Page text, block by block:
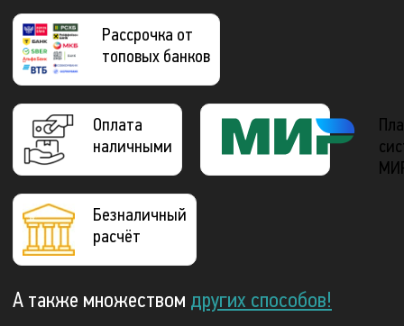
Рассрочка от
топовых банков
Оплата
наличными
Безналичный
расчёт
А также множеством других способов!